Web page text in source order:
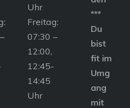
Uhr
Freitag:
07:30 –
12:00,
12:45-
14:45
Uhr
***
Du
bist
fit im
Umg
ang
mit